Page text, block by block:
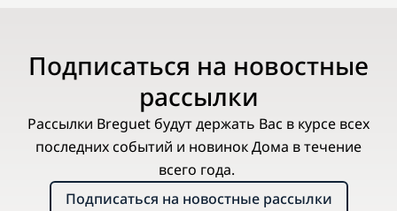
Подписаться на новостные
рассылки
Рассылки Breguet будут держать Вас в курсе всех
последних событий и новинок Дома в течение
всего года.
Подписаться на новостные рассылки